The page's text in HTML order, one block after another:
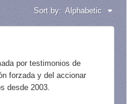
Sort by: Alphabetic
por testimonios de
forzada y del accionar
desde 2003.